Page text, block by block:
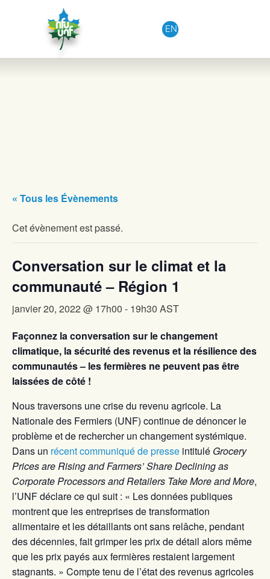
Aller au contenu
EN
« Tous les Évènements
Cet évènement est passé.
Conversation sur le climat et la
communauté – Région 1
janvier 20, 2022 @ 17h00 - 19h30 AST
Façonnez la conversation sur le changement
climatique, la sécurité des revenus et la résilience des
communautés – les fermières ne peuvent pas être
laissées de côté !
Nous traversons une crise du revenu agricole. La
Nationale des Fermiers (UNF) continue de dénoncer le
problème et de rechercher un changement systémique.
Dans un récent communiqué de presse intitulé Grocery
Prices are Rising and Farmers’ Share Declining as
Corporate Processors and Retailers Take More and More,
l’UNF déclare ce qui suit : « Les données publiques
montrent que les entreprises de transformation
alimentaire et les détaillants ont sans relâche, pendant
des décennies, fait grimper les prix de détail alors même
que les prix payés aux fermières restaient largement
stagnants. » Compte tenu de l’état des revenus agricoles